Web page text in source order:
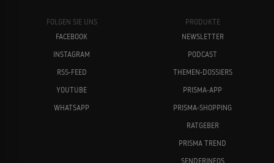
FOLGEN SIE UNS
FACEBOOK
INSTAGRAM
RSS-FEED
YOUTUBE
WHATSAPP
PRODUKTE
NEWSLETTER
PODCAST
THEMEN-DOSSIERS
PRISMA-APP
PRISMA-SHOPPING
RATGEBER
PRISMA TREND
SENDERINFOS